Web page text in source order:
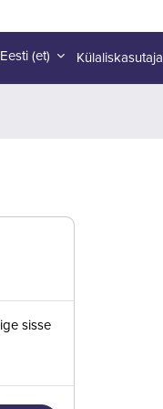
Eesti ‎(et)‎ Külaliskasutaja
sisse